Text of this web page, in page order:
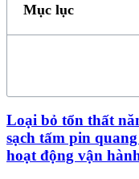
Mục lục
Loại bỏ tổn thất
sạch tấm pin
hoạt động vận